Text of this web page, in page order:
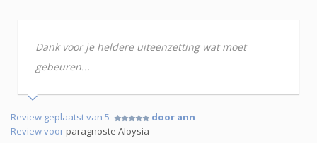
Dank voor je heldere uiteenzetting wat moet
gebeuren...
Review geplaatst van 5
door ann
Review voorparagnoste Aloysia